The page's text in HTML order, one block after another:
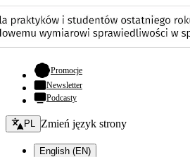
Promocje- otwiera się w nowej karcie
Newsletter
Podcasty
Zmień język - bieżący:
PL Zmień język strony
English (EN)